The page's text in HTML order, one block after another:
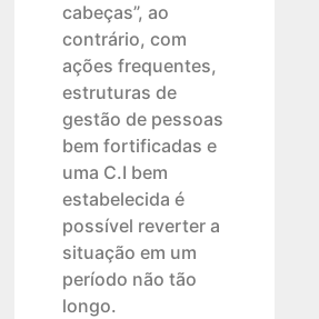
cabeças”, ao
contrário, com
ações frequentes,
estruturas de
gestão de pessoas
bem fortificadas e
uma C.I bem
estabelecida é
possível reverter a
situação em um
período não tão
longo.